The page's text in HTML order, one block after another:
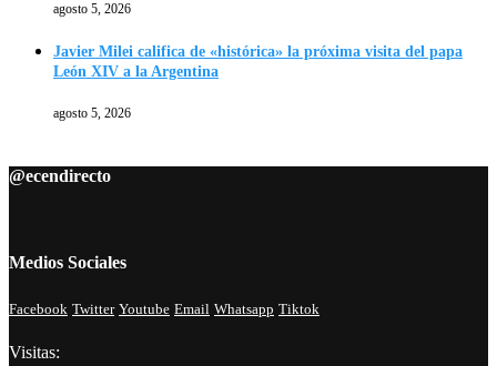
agosto 5, 2026
Javier Milei califica de «histórica» la próxima visita del papa
León XIV a la Argentina
agosto 5, 2026
@ecendirecto
Medios Sociales
Facebook Twitter Youtube Email Whatsapp Tiktok
Visitas: